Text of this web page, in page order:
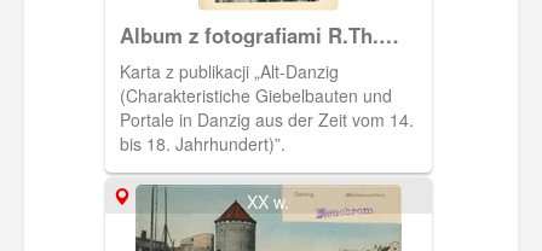
Album z fotografiami R.Th.
Kuhna
Karta z publikacji „Alt-Danzig
(Charakteristiche Giebelbauten und
Portale in Danzig aus der Zeit vom 14.
bis 18. Jahrhundert)”.
XX w.